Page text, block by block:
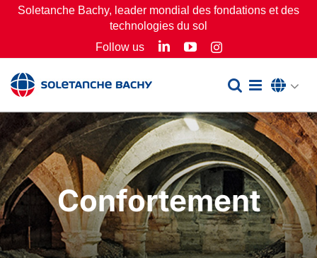
Passer
Soletanche Bachy, leader mondial des fondations et des
technologies du sol
Follow us
LinkedInYouTubeInstagram
Confortement